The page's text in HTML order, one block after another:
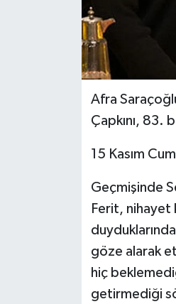
Afra
Çapkını, 83.
15 Kasım
Geçmişinde
Ferit, nihayet
göze alarak
hiç
getirmediği